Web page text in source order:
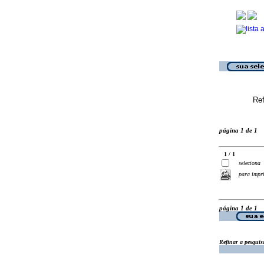
página 1 de 1
1 / 1
seleciona
para
página 1 de 1
Refinar a